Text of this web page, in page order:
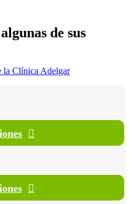
de sus